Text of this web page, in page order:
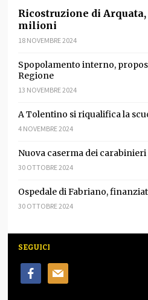
Ricostruzione di
milioni
18 NOVEMBRE 2024
Spopolamento interno,
Regione
13 NOVEMBRE 2024
A Tolentino si riqualifica la
4 NOVEMBRE 2024
Nuova caserma dei
30 OTTOBRE 2024
Ospedale di Fabriano,
30 OTTOBRE 2024
SEGUICI
facebookmail